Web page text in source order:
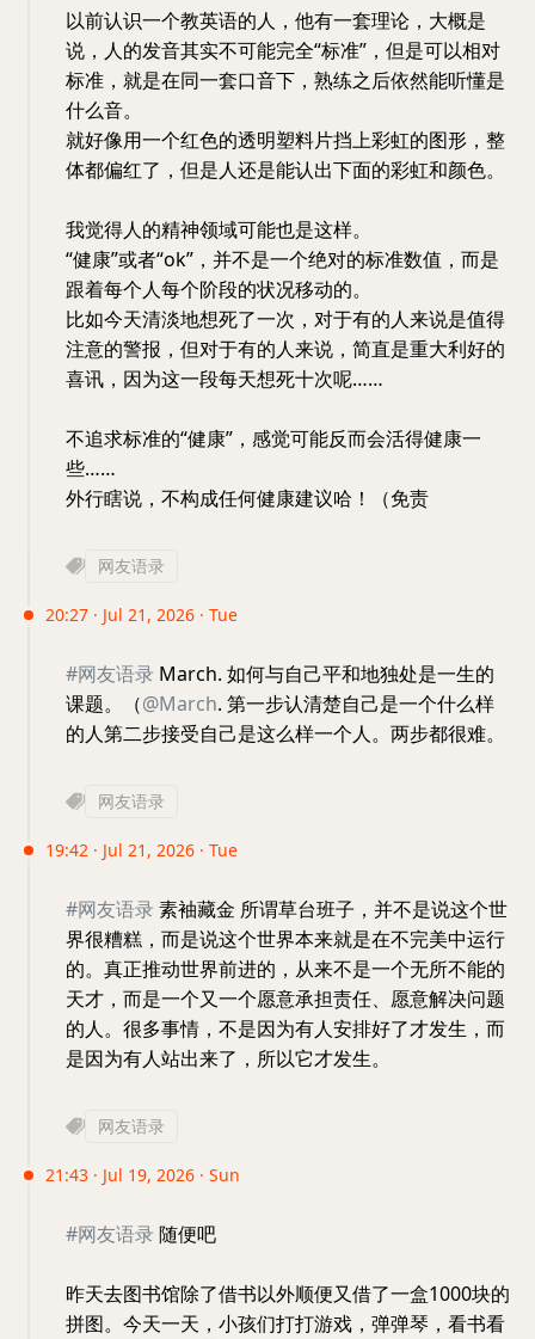
以前认识一个教英语的人，他有一套理论，大概是
说，人的发音其实不可能完全“标准”，但是可以相对
标准，就是在同一套口音下，熟练之后依然能听懂是
什么音。
就好像用一个红色的透明塑料片挡上彩虹的图形，整
体都偏红了，但是人还是能认出下面的彩虹和颜色。
我觉得人的精神领域可能也是这样。
“健康”或者“ok”，并不是一个绝对的标准数值，而是
跟着每个人每个阶段的状况移动的。
比如今天清淡地想死了一次，对于有的人来说是值得
注意的警报，但对于有的人来说，简直是重大利好的
喜讯，因为这一段每天想死十次呢……
不追求标准的“健康”，感觉可能反而会活得健康一
些……
外行瞎说，不构成任何健康建议哈！（免责
网友语录
20:27 · Jul 21, 2026 · Tue
#网友语录 March. 如何与自己平和地独处是一生的
课题。（@March. 第一步认清楚自己是一个什么样
的人第二步接受自己是这么样一个人。两步都很难。
网友语录
19:42 · Jul 21, 2026 · Tue
#网友语录 素袖藏金 所谓草台班子，并不是说这个世
界很糟糕，而是说这个世界本来就是在不完美中运行
的。真正推动世界前进的，从来不是一个无所不能的
天才，而是一个又一个愿意承担责任、愿意解决问题
的人。很多事情，不是因为有人安排好了才发生，而
是因为有人站出来了，所以它才发生。
网友语录
21:43 · Jul 19, 2026 · Sun
#网友语录 随便吧
昨天去图书馆除了借书以外顺便又借了一盒1000块的
拼图。今天一天，小孩们打打游戏，弹弹琴，看书看